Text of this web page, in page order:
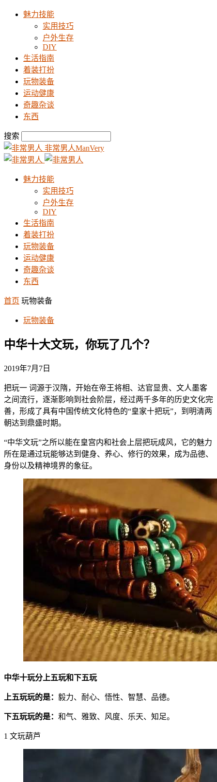
魅力技能
实用技巧
户外生存
DIY
生活指南
着装打扮
玩物装备
运动健康
奇趣杂谈
东西
搜索
非常男人ManVery
魅力技能
实用技巧
户外生存
DIY
生活指南
着装打扮
玩物装备
运动健康
奇趣杂谈
东西
首页 玩物装备
玩物装备
中华十大文玩，你玩了几个？
2019年7月7日
把玩一 词源于汉隋，开始在帝王将相、达官显贵、文人墨客
之间流行，逐渐影响到社会阶层，经过两千多年的历史文化完
善，形成了具有中国传统文化特色的“皇家十把玩”，到明清两
朝达到鼎盛时期。
“中华文玩”之所以能在皇宫内和社会上层把玩成风，它的魅力
所在是通过玩能够达到健身、养心、修行的效果，成为品德、
身份以及精神境界的象征。
中华十玩分上五玩和下五玩
上五玩玩的是： 毅力、耐心、悟性、智慧、品德。
下五玩玩的是： 和气、雅致、风度、乐天、知足。
1 文玩葫芦